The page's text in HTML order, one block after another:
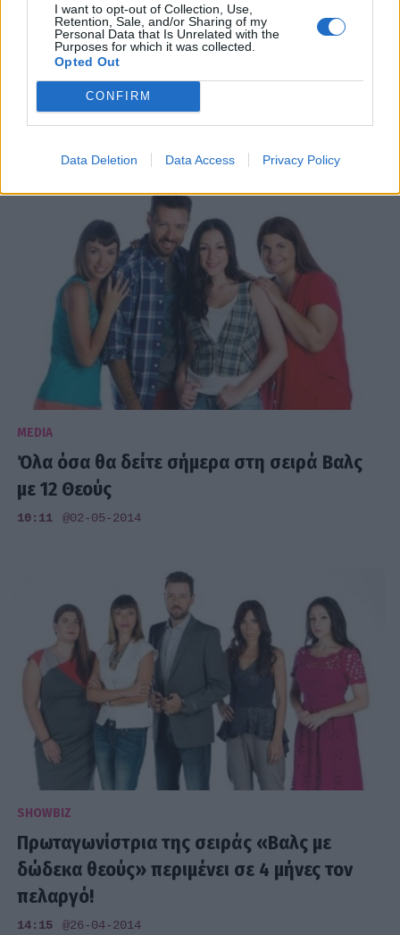
I want to opt-out of Collection, Use,
Retention, Sale, and/or Sharing of my
Personal Data that Is Unrelated with the
Purposes for which it was collected.
Opted Out
CONFIRM
Data Deletion Data Access Privacy Policy
Βαλς με 12 Θεούς: Η Μάγδα έχει τα
αποτελέσματα από τα δαχτυλικά
αποτυπώματα
MEDIA
Όλα όσα θα δείτε σήμερα στη σειρά Βαλς
με 12 Θεούς
10:11 @02-05-2014
SHOWBIZ
Πρωταγωνίστρια της σειράς «Βαλς με
δώδεκα θεούς» περιμένει σε 4 μήνες τον
πελαργό!
14:15 @26-04-2014